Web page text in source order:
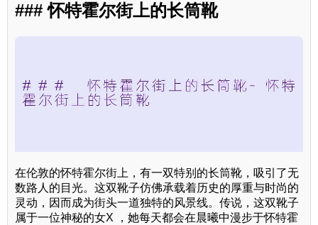
### 怀特霍尔街上的长筒靴
在伦敦的怀特霍尔街上，有一双特别的长筒靴，吸引了无
数路人的目光。这双靴子仿佛承载着历史的厚重与时尚的
灵动，因而成为街头一道独特的风景线。传说，这双靴子
属于一位神秘的女X ，她每天都会在晨曦中漫步于怀特霍